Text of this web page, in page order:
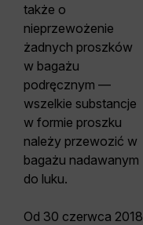
także o
nieprzewożenie
żadnych proszków
w bagażu
podręcznym —
wszelkie substancje
w formie proszku
należy przewozić w
bagażu nadawanym
do luku.
Od 30 czerwca 2018